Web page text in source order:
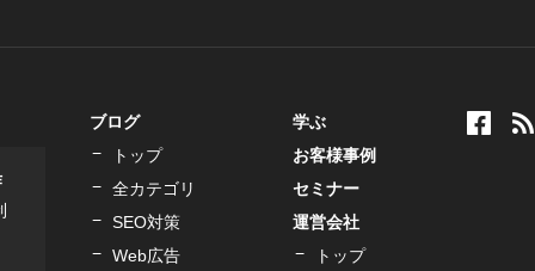
ブログ
トップ
全カテゴリ
SEO対策
Web広告
学ぶ
お客様事例
セミナー
運営会社
トップ